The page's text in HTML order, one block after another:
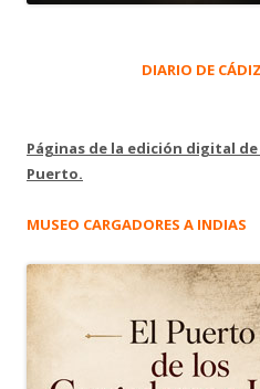
DIARIO DE
Páginas de la edición digital de
Puerto.
MUSEO CARGADORES A INDIAS